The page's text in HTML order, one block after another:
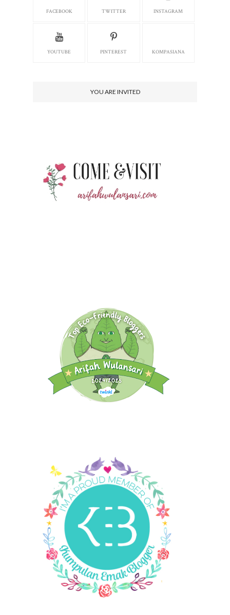
FACEBOOK TWITTER INSTAGRAM
YOUTUBE PINTEREST KOMPASIANA
YOU ARE INVITED